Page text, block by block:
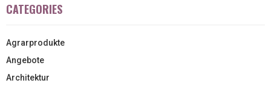
CATEGORIES
Agrarprodukte
Angebote
Architektur